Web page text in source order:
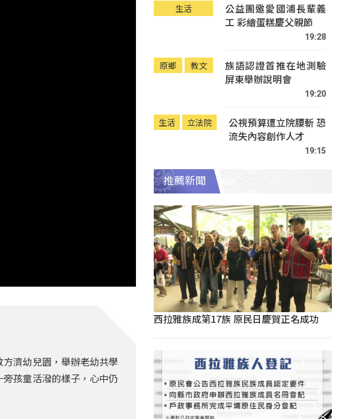
濟幼兒園，舉辦老幼共學
孩童活潑的樣子，心中仍
生活
公益團邀愛國浦長輩義
工 彩繪蛋糕慶父親節
19:28
原鄉 教文
族語認證首推在地測驗
屏東舉辦說明會
19:20
生活 立法院
公視預算遭立院腰斬 恐
流失內容創作人才
19:15
推薦新聞
西拉雅族成第17族 原民日慶賀正名成功